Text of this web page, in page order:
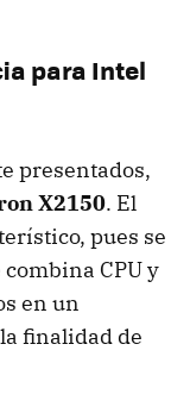
para Intel
presentados,
X2150. El
pues se
CPU y
en un
finalidad de